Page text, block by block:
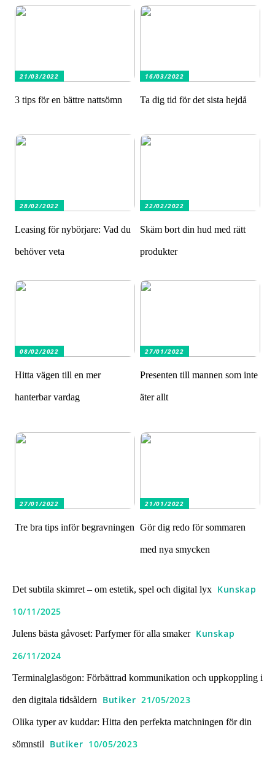
21/03/2022
3 tips för en bättre nattsömn
16/03/2022
Ta dig tid för det sista hejdå
28/02/2022
Leasing för nybörjare: Vad du
behöver veta
22/02/2022
Skäm bort din hud med rätt
produkter
08/02/2022
Hitta vägen till en mer
hanterbar vardag
27/01/2022
Presenten till mannen som inte
äter allt
27/01/2022
Tre bra tips inför begravningen
21/01/2022
Gör dig redo för sommaren
med nya smycken
Det subtila skimret – om estetik, spel och digital lyx Kunskap
10/11/2025
Julens bästa gåvoset: Parfymer för alla smaker Kunskap
26/11/2024
Terminalglasögon: Förbättrad kommunikation och uppkoppling i
den digitala tidsåldern Butiker 21/05/2023
Olika typer av kuddar: Hitta den perfekta matchningen för din
sömnstil Butiker 10/05/2023